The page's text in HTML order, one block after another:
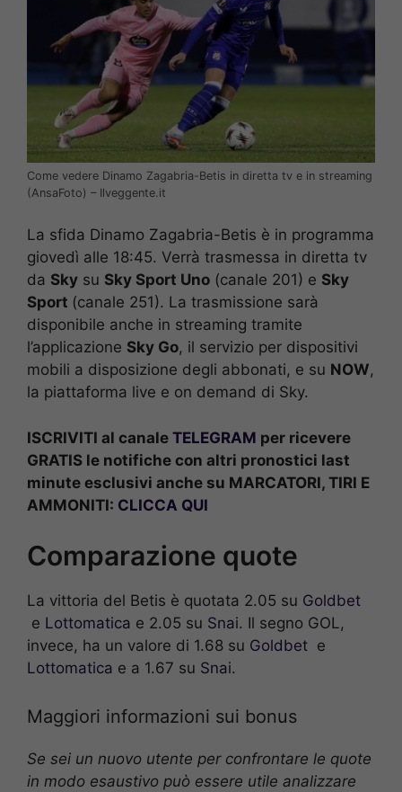
Come vedere Dinamo Zagabria-Betis in diretta tv e in streaming
(AnsaFoto) – Ilveggente.it
La sfida Dinamo Zagabria-Betis è in programma
giovedì alle 18:45. Verrà trasmessa in diretta tv
da Sky su Sky Sport Uno (canale 201) e Sky
Sport (canale 251). La trasmissione sarà
disponibile anche in streaming tramite
l’applicazione Sky Go, il servizio per dispositivi
mobili a disposizione degli abbonati, e su NOW,
la piattaforma live e on demand di Sky.
ISCRIVITI al canale TELEGRAM per ricevere
GRATIS le notifiche con altri pronostici last
minute esclusivi anche su MARCATORI, TIRI E
AMMONITI: CLICCA QUI
Comparazione quote
La vittoria del Betis è quotata 2.05 su Goldbet
e Lottomatica e 2.05 su Snai. Il segno GOL,
invece, ha un valore di 1.68 su Goldbet e
Lottomatica e a 1.67 su Snai.
Maggiori informazioni sui bonus
Se sei un nuovo utente per confrontare le quote
in modo esaustivo può essere utile analizzare